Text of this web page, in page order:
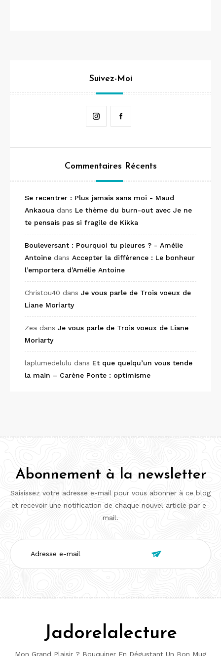
Suivez-Moi
Instagram
Commentaires Récents
Se recentrer : Plus jamais sans moi - Maud
Ankaoua dans Le thème du burn-out avec Je ne
te pensais pas si fragile de Kikka
Bouleversant : Pourquoi tu pleures ? - Amélie
Antoine dans Accepter la différence : Le bonheur
l’emportera d’Amélie Antoine
Christou40 dans Je vous parle de Trois voeux de
Liane Moriarty
Zea dans Je vous parle de Trois voeux de Liane
Moriarty
laplumedelulu dans Et que quelqu’un vous tende
la main – Carène Ponte : optimisme
Abonnement à la newsletter
Saisissez votre adresse e-mail pour vous abonner à ce blog
et recevoir une notification de chaque nouvel article par e-
mail.
Adresse
e-
mail

Jadorelalecture
Mon Grand Plaisir ? Bouquiner En Dégustant Un Bon Mug